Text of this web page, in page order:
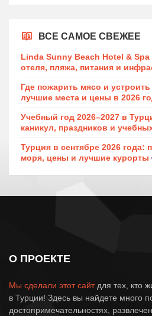
ВСЕ САМОЕ СВЕЖЕЕ
Linda Sunny Beach Hotel &
отеля, пляжа, питания и
Где пожарить мясо и
лучшие места и цены в 2026
Учебный год 2026–2027 в
каникул, праздников и
Турция в сентябре 2026 года:
моря, цены и лучшие курорты
О ПРОЕКТЕ
Мы сделали этот сайтдля тех, кто
в Турции! Здесь вы найдете много
достопримечательностях,